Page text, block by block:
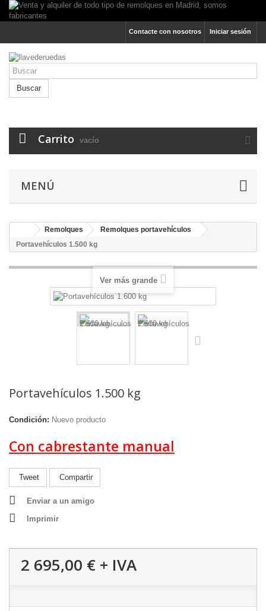
Iniciar sesión
Contacte con nosotros
Buscar
Carrito vacío
MENÚ
Remolques
Remolques portavehículos
Portavehículos 1.500 kg
Ver más grande
Portavehículos 1.500 kg
Condición: Nuevo producto
Con cabrestante manual
Tweet Compartir
Enviar a un amigo
Imprimir
2 695,00 € + IVA